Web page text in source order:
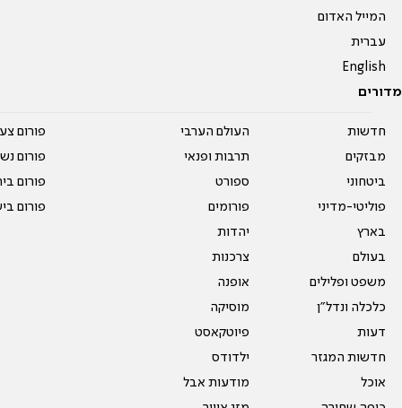
המייל האדום
עברית
English
מדורים
חדשות
מבזקים
ביטחוני
פוליטי-מדיני
בארץ
בעולם
משפט ופלילים
כלכלה ונדל"ן
דעות
חדשות המגזר
אוכל
העולם הערבי
תרבות ופנאי
ספורט
פורומים
יהדות
צרכנות
אופנה
מוסיקה
פיוטקאסט
ילדודס
מודעות אבל
פורום
פורום
פורום
פורום